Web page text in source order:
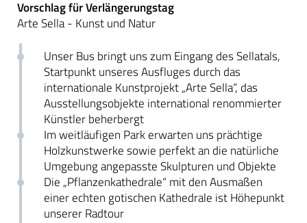
Vorschlag für Verlängerungstag
Arte Sella - Kunst und Natur
Unser Bus bringt uns zum Eingang des Sellatals,
Startpunkt unseres Ausfluges durch das
internationale Kunstprojekt „Arte Sella“, das
Ausstellungsobjekte international renommierter
Künstler beherbergt
Im weitläufigen Park erwarten uns prächtige
Holzkunstwerke sowie perfekt an die natürliche
Umgebung angepasste Skulpturen und Objekte
Die „Pflanzenkathedrale“ mit den Ausmaßen
einer echten gotischen Kathedrale ist Höhepunkt
unserer Radtour